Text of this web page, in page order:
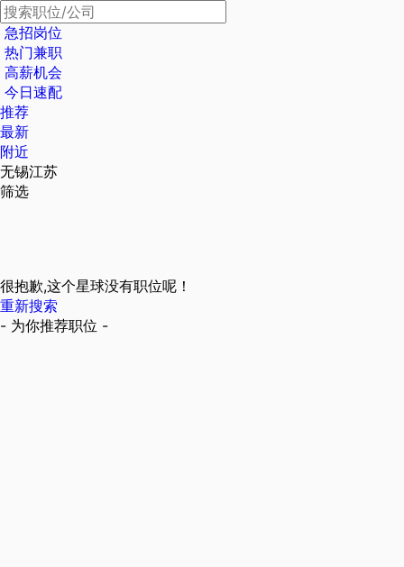
急招岗位
热门兼职
高薪机会
今日速配
推荐
最新
附近
无锡江苏
筛选
很抱歉,这个星球没有职位呢！
重新搜索
- 为你推荐职位 -